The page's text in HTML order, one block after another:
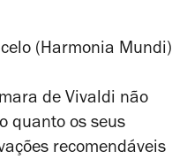
(Harmonia Mundi)
de Vivaldi não
quanto os seus
recomendáveis